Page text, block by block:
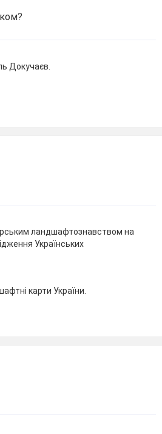
Докучаєв.
ландшафтознавством на
Українських
карти України.